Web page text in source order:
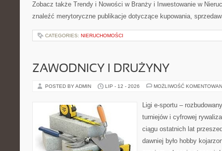
Zobacz także Trendy i Nowości w Branży i Inwestowanie w
znaleźć merytoryczne publikacje dotyczące kupowania,
CATEGORIES: NIERUCHOMOŚCI
ZAWODNICY I DRUŻYNY
POSTED BY ADMIN LIP - 12 - 2026 MOŻLIWOŚĆ
Ligi e-sportu –
turniejów i cyfrowej
ciągu ostatnich lat
dawniej było hobby